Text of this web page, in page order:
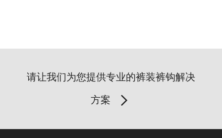
请让我们为您提供专业的裤装裤钩解决
方案